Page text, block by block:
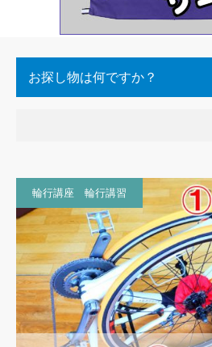
お探し物は何ですか？
輪行講座 輪行講習